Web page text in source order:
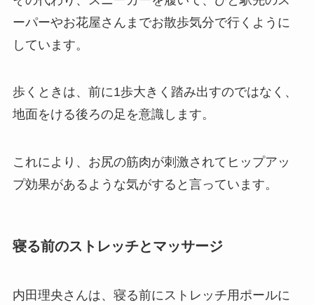
ーパーやお花屋さんまでお散歩気分で行くように
しています。
歩くときは、前に1歩大きく踏み出すのではなく、
地面をける後ろの足を意識します。
これにより、お尻の筋肉が刺激されてヒップアッ
プ効果があるような気がすると言っています。
寝る前のストレッチとマッサージ
内田理央さんは、寝る前にストレッチ用ポールに